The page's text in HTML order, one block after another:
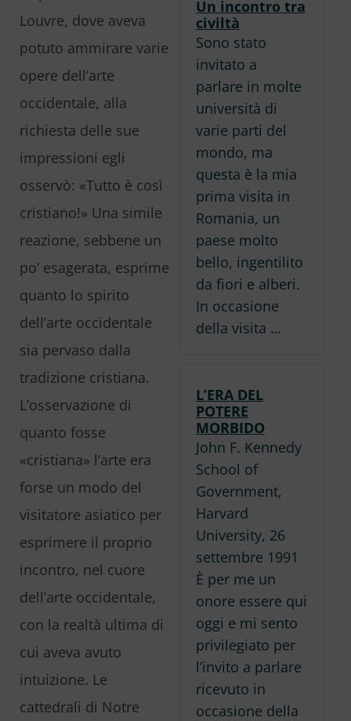
Louvre, dove aveva
potuto ammirare varie
opere dell’arte
occidentale, alla
richiesta delle sue
impressioni egli
osservò: «Tutto è così
cristiano!» Una simile
reazione, sebbene un
po’ esagerata, esprime
quanto lo spirito
dell’arte occidentale
sia pervaso dalla
tradizione cristiana.
L’osservazione di
quanto fosse
«cristiana» l’arte era
forse un modo del
visitatore asiatico per
esprimere il proprio
incontro, nel cuore
dell’arte occidentale,
con la realtà ultima di
cui aveva avuto
intuizione. Le
cattedrali di Notre
Un incontro tra
civiltà
Sono stato
invitato a
parlare in molte
università di
varie parti del
mondo, ma
questa è la mia
prima visita in
Romania, un
paese molto
bello, ingentilito
da fiori e alberi.
In occasione
della visita …
L’ERA DEL
POTERE
MORBIDO
John F. Kennedy
School of
Government,
Harvard
University, 26
settembre 1991
È per me un
onore essere qui
oggi e mi sento
privilegiato per
l’invito a parlare
ricevuto in
occasione della